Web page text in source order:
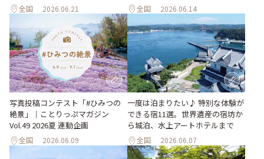
全国 2026.06.21 全国 2026.06.14
写真投稿コンテスト「#ひみつの
絶景」｜ことりっぷマガジン
Vol.49 2026夏 連動企画
全国 2026.06.09
一度は泊まりたい♪ 特別な体験が
できる宿11選。世界遺産の宿坊か
ら城泊、水上アートホテルまで
全国 2026.06.07